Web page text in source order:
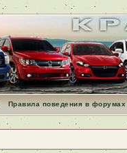
Правила поведения в форумах